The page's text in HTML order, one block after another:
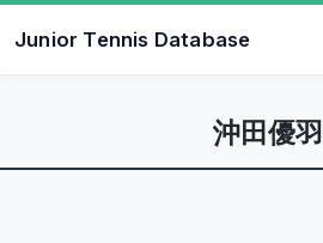
Junior Tennis Database
沖田優羽